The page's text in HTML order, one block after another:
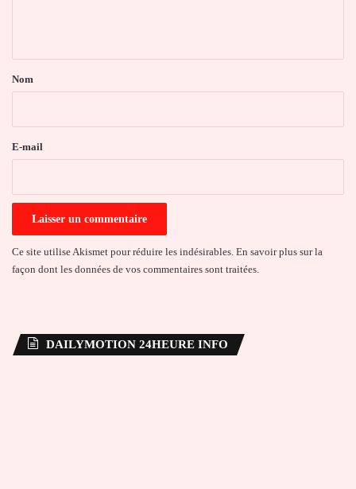
a
e
Nom
E-mail
Ce site utilise Akismet pour réduire les indésirables. En savoir plus sur la
façon dont les données de vos commentaires sont traitées.
DAILYMOTION 24HEURE INFO